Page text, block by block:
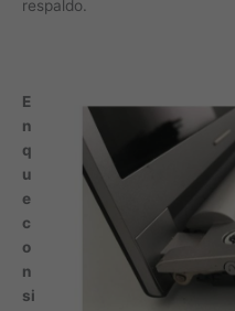
respaldo.
E
n
q
u
e
c
o
n
si